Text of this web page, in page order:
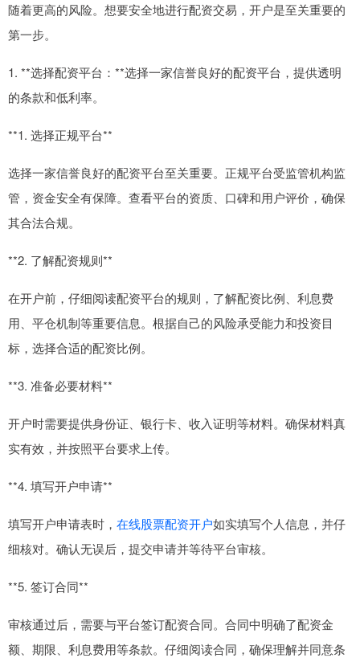
随着更高的风险。想要安全地进行配资交易，开户是至关重要的
第一步。
1. **选择配资平台：**选择一家信誉良好的配资平台，提供透明
的条款和低利率。
**1. 选择正规平台**
选择一家信誉良好的配资平台至关重要。正规平台受监管机构监
管，资金安全有保障。查看平台的资质、口碑和用户评价，确保
其合法合规。
**2. 了解配资规则**
在开户前，仔细阅读配资平台的规则，了解配资比例、利息费
用、平仓机制等重要信息。根据自己的风险承受能力和投资目
标，选择合适的配资比例。
**3. 准备必要材料**
开户时需要提供身份证、银行卡、收入证明等材料。确保材料真
实有效，并按照平台要求上传。
**4. 填写开户申请**
填写开户申请表时， 在线股票配资开户如实填写个人信息，并仔
细核对。确认无误后，提交申请并等待平台审核。
**5. 签订合同**
审核通过后，需要与平台签订配资合同。合同中明确了配资金
额、期限、利息费用等条款。仔细阅读合同，确保理解并同意条